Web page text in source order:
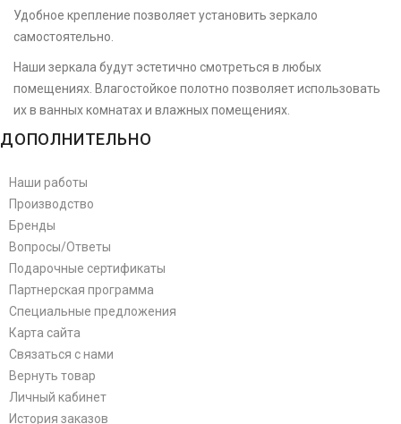
Удобное крепление позволяет установить зеркало
самостоятельно.
Наши зеркала будут эстетично смотреться в любых
помещениях. Влагостойкое полотно позволяет использовать
их в ванных комнатах и влажных помещениях.
ДОПОЛНИТЕЛЬНО
Наши работы
Производство
Бренды
Вопросы/Ответы
Подарочные сертификаты
Партнерская программа
Специальные предложения
Карта сайта
Связаться с нами
Вернуть товар
Личный кабинет
История заказов